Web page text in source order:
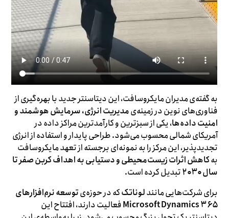
به گفته‌ی مدیران مایکروسافت، این دیتاسنتر جدید با بهره‌گیری از
فناوری‌های نوین در زمینه‌یمدیریت انرژی، سرمایش هوشمند و
امنیت داده‌ها، یکی از سبزترین و کارآمدترین مراکز داده در
آمریکای شمالی محسوب می‌شود. طراحی پایدار و استفاده از انرژی
تجدیدپذیر، این مرکز را به نمونه‌ای برجسته از تعهد مایکروسافت
بهکاهش اثرات زیست‌محیطی و دستیابی به اهداف کربن صفر تا
سال ۲۰۳۰
تبدیل کرده است.
برای شرکت‌هایی مانندلوناتککه در حوزه‌یتوسعه نرم‌افزارهای
Microsoft Dynamics ۳۶۵فعالیت دارند، افتتاح این